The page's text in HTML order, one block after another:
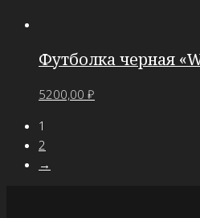
Футболка черная
5200,00 ₽
1
2
→